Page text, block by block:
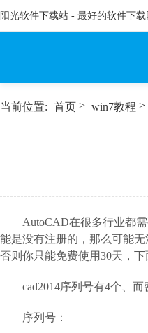
阳光软件下载站 - 最好的软件下载
当前位置: 首页 > win7教程 >
AutoCAD在很多行业都
能是没有注册的，那么可能
否则你只能免费使用30天，
cad2014序列号有4个、
序列号：